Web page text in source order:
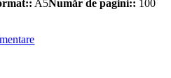
A5Număr de pagini:: 100